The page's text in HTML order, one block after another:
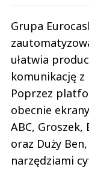
Grupa
ułatwia
komunikację z
Poprzez
obecnie
ABC,
oraz Duży
narzędziami